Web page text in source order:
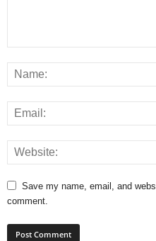
Save my name, email, and
comment.